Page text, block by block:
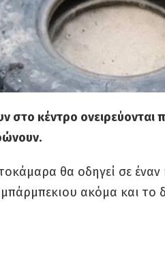
στο κέντρο ονειρεύονται
θα οδηγεί σε
ακόμα και το